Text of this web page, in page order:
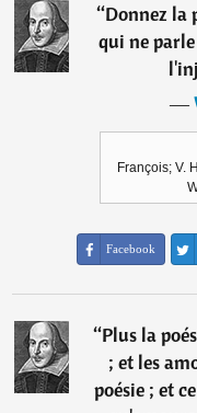
“Donnez la
qui ne
―
François; V.
Facebook
“Plus la
; et les
poésie ; et